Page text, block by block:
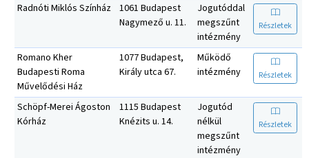
Radnóti Miklós Színház 1061 Budapest
Nagymező u. 11.
Jogutóddal
megszűnt
intézmény
Részletek
Romano Kher
Budapesti Roma
Művelődési Ház
1077 Budapest,
Király utca 67.
Működő
intézmény
Részletek
Schöpf-Merei Ágoston
Kórház
1115 Budapest
Knézits u. 14.
Jogutód
nélkül
megszűnt
intézmény
Részletek